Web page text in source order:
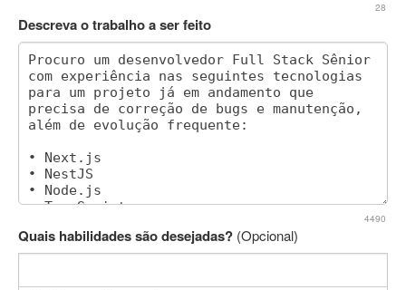
28
Descreva o trabalho a ser feito
4490
Quais habilidades são desejadas? (Opcional)